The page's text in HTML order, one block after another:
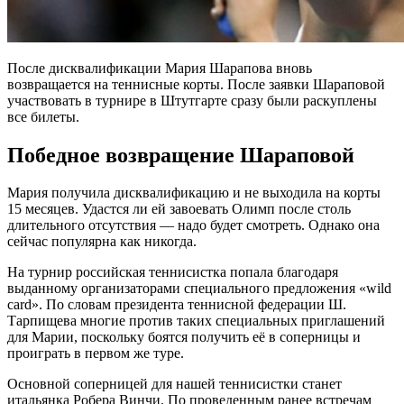
После дисквалификации Мария Шарапова вновь
возвращается на теннисные корты. После заявки Шараповой
участвовать в турнире в Штутгарте сразу были раскуплены
все билеты.
Победное возвращение Шараповой
Мария получила дисквалификацию и не выходила на корты
15 месяцев. Удастся ли ей завоевать Олимп после столь
длительного отсутствия — надо будет смотреть. Однако она
сейчас популярна как никогда.
На турнир российская теннисистка попала благодаря
выданному организаторами специального предложения «wild
card». По словам президента теннисной федерации Ш.
Тарпищева многие против таких специальных приглашений
для Марии, поскольку боятся получить её в соперницы и
проиграть в первом же туре.
Основной соперницей для нашей теннисистки станет
итальянка Робера Винчи. По проведенным ранее встречам